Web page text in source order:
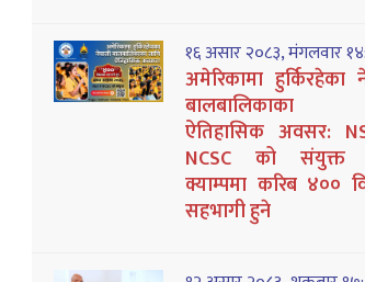
१६ असार २०८३, मंगलवार
अमेरिकामा हुर्किरहेका
बालबालिकाका
ऐतिहासिक अवसर:
NCSC को संयुक्त
क्याम्पमा करिब ४००
सहभागी हुने